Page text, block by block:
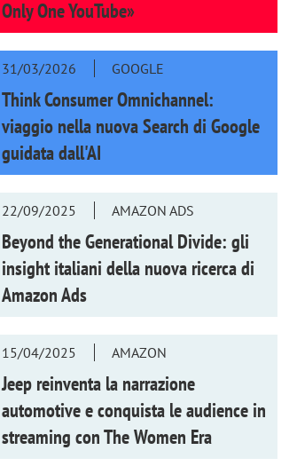
Only One YouTube»
31/03/2026 GOOGLE
Think Consumer Omnichannel:
viaggio nella nuova Search di Google
guidata dall'AI
22/09/2025 AMAZON ADS
Beyond the Generational Divide: gli
insight italiani della nuova ricerca di
Amazon Ads
15/04/2025 AMAZON
Jeep reinventa la narrazione
automotive e conquista le audience in
streaming conThe Women Era